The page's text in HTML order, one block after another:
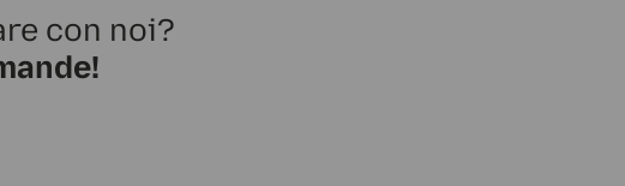
con noi?